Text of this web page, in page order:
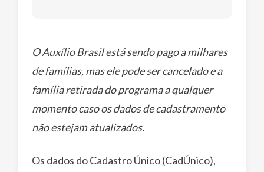
O Auxílio Brasil está sendo pago a milhares
de famílias, mas ele pode ser cancelado e a
família retirada do programa a qualquer
momento caso os dados de cadastramento
não estejam atualizados.
Os dados do Cadastro Único (CadÚnico),